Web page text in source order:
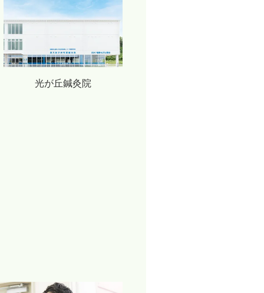
光が丘鍼灸院